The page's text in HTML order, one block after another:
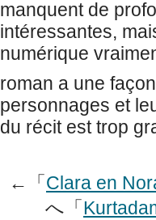
manquent de
intéressantes,
numérique
roman a une
personnages et
du récit est trop
←「Clara en
へ「